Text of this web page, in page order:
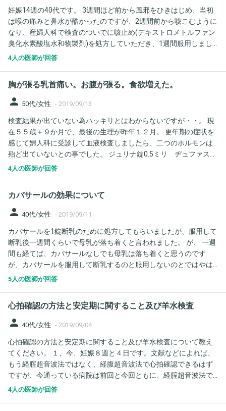
妊娠14週の40代です。 3週間ほど前から風邪をひきはじめ、当初
は喉の痛みと鼻水が酷かったのですが、2週間前から咳こむように
なり、産婦人科で検査のついでに咳止め(デキストロメトルファン
臭化水素酸塩水和物製剤)を処方していただき、1週間服用しまし
たが、回復しないため、近くの呼吸器内科に妊娠していることを
イングヘラーとシムビコート)と漢方(葛根湯加川きゅう辛夷)を処
方されました。 シムビコートは妊婦も使えるとのことなので、処
症状さえなくなれば中止してもよいものでしょうか？胎児に影響
がないのか心配になっています。
4人の医師が回答
胸が張る乳首痛い。お腹が張る。食欲増えた。
person 50代/女性 - 2019/09/13
検査結果が出ていない為ハッキリとはわからないですが・・。 現
在５５歳＋９か月で、最後の生理が昨年１２月。 更年期の症状を
感じて婦人科に受診して血液検査しましたら、二つのホルモンは
殆ど出ていないとの事でした。 ジュリナ錠0.5ミリ ヂュファスト
ン５ミリを処方していただきましたが飲み始めあわず、 時々半分
の関係が７年ぶりくらいにあり、 それから１週間、妊娠の初期症
状が出てます。 高齢の為、妊娠出産子育てなど自身はなく諦め
の人で結婚して子供が欲しいと言ってます。 が、お互いまだ未婚
の為、その人は気持ちだけオーバーヒートしてるようです。 もし
も妊娠していいて努力すれば健康そうな子供が生まれそうなら、
産みたい（帝王切開？）気持ちが出てきました。 金銭面の準備
も全くなくどこへ相談したらいいのかわからずここに記入してい
眠い。 など症状あります。 三日くらい前から症状が増え、安静
にしているとこです。３０歳年下の男性です。
4人の医師が回答
カバサールの効果について
person 40代/女性 - 2019/09/11
カバサールを1錠断乳のために処方してもらいましたが、服用して
断乳後一週間くらいで母乳が落ち着くと言われました。 が、 一週
間も経てば、カバサールなしでも母乳は落ち着くと思うのです
が、カバサールを服用して断乳するのと服用しないのとではやは
り母乳の生産量は違うものでしょうか？
5人の医師が回答
心拍確認の方法と安定期に関すること及び羊水検査
person 40代/女性 - 2019/09/04
心拍確認の方法と安定期に関すること及び羊水検査について教え
てください。 １、今、妊娠８週と４日です。文献などによれば、
もう経腟超音波法ではなく、経腹超音波法で心拍確認できるはず
ですが、今通っている病院は前回と今回ともに、経腟超音波法で
した。順調で音も聞こえていますが、経腟超音波法でもこの時期
4人の医師が回答